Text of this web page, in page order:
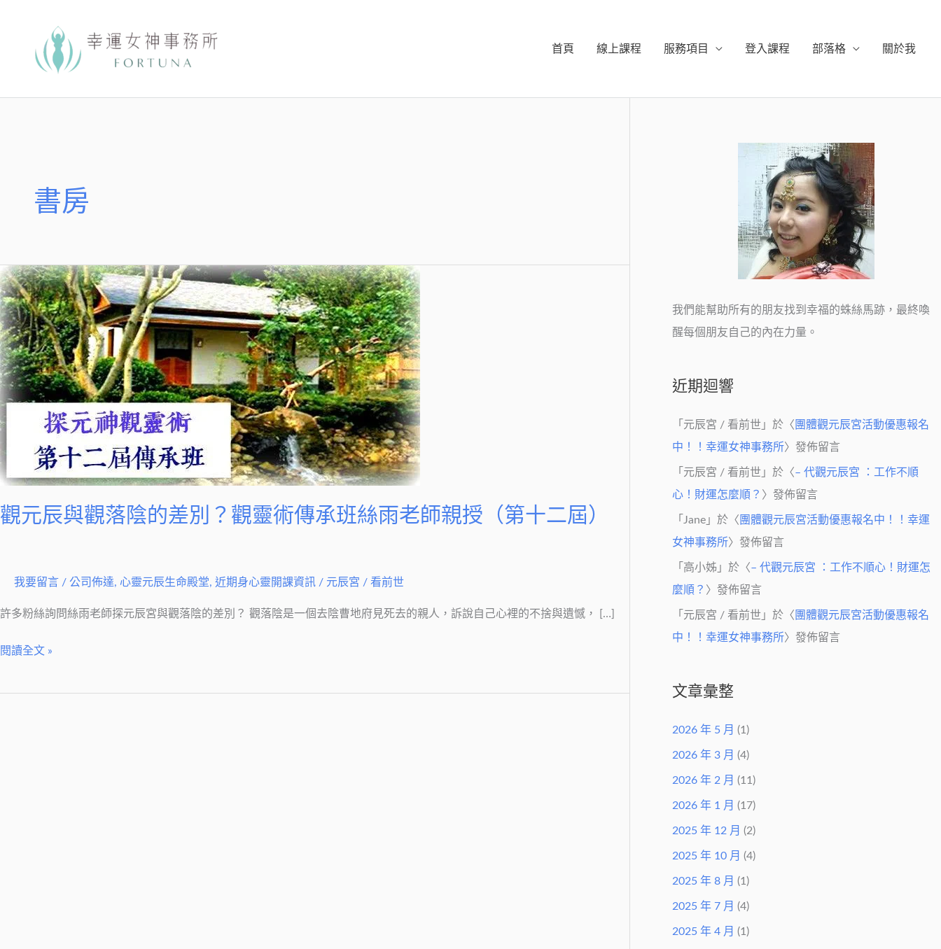
首頁 線上課程 服務項目 登入課程 部落格 關於我
書房
觀元辰與觀落陰的差別？觀靈術傳承班絲雨老師親授（第十二屆）
我要留言 / 公司佈達, 心靈元辰生命殿堂, 近期身心靈開課資訊 / 元辰宮 / 看前世
許多粉絲詢問絲雨老師探元辰宮與觀落陰的差別？ 觀落陰是一個去陰曹地府見死去的親人，訴說自己心裡的不捨與遺憾， […]
觀
元
辰
與
觀
落
陰
的
觀
術
雨
閱讀全文 »
我們能幫助所有的朋友找到幸福的蛛絲馬跡，最終喚
醒每個朋友自己的內在力量。
近期迴響
「 元辰宮 / 看前世 」於〈 團體觀元辰宮活動優惠報名
中！！幸運女神事務所〉發佈留言
「 元辰宮 / 看前世 」於〈– 代觀元辰宮 ：工作不順
心！財運怎麼順？ 〉發佈留言
「 Jane 」於〈 團體觀元辰宮活動優惠報名中！！幸運
女神事務所〉發佈留言
「 高小姊 」於〈– 代觀元辰宮 ：工作不順心！財運怎
麼順？ 〉發佈留言
「 元辰宮 / 看前世 」於〈 團體觀元辰宮活動優惠報名
中！！幸運女神事務所〉發佈留言
文章彙整
2026 年 5 月 (1)
2026 年 3 月 (4)
2026 年 2 月 (11)
2026 年 1 月 (17)
2025 年 12 月 (2)
2025 年 10 月 (4)
2025 年 8 月 (1)
2025 年 7 月 (4)
2025 年 4 月 (1)